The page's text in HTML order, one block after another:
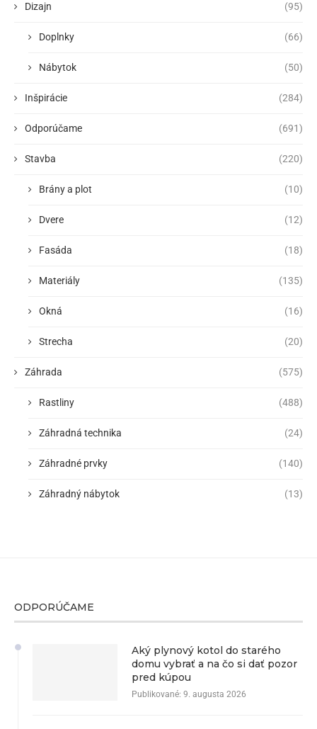
Dizajn (95)
Doplnky (66)
Nábytok (50)
Inšpirácie (284)
Odporúčame (691)
Stavba (220)
Brány a plot (10)
Dvere (12)
Fasáda (18)
Materiály (135)
Okná (16)
Strecha (20)
Záhrada (575)
Rastliny (488)
Záhradná technika (24)
Záhradné prvky (140)
Záhradný nábytok (13)
ODPORÚČAME
Aký plynový kotol do starého
domu vybrať a na čo si dať pozor
pred kúpou
Publikované: 9. augusta 2026